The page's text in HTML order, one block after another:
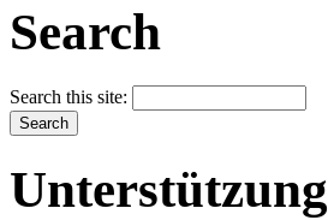
Search
Search this site:
Unterstützung